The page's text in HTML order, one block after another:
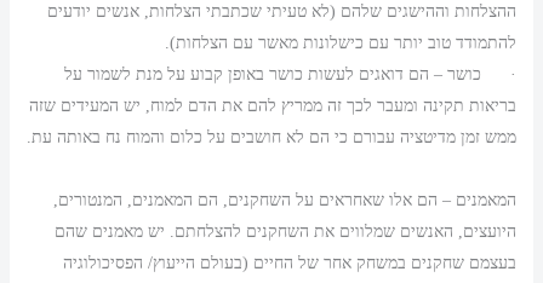
ההצלחות וההישגים שלהם (לא טעיתי שכתבתי הצלחות, אנשים יודעים
להתמודד טוב יותר עם כישלונות מאשר עם הצלחות).
· כושר – הם דואגים לעשות כושר באופן קבוע על מנת לשמור על
בריאות תקינה ומעבר לכך זה ממריץ להם את הדם למוח, יש המעידים שזה
ממש זמן מדיטציה עבורם כי הם לא חושבים על כלום והמוח נח באותה עת.
המאמנים – הם אלו שאחראים על השחקנים, הם המאמנים, המנטורים,
היועצים, האנשים שמלווים את השחקנים להצלחתם. יש מאמנים שהם
בעצמם שחקנים במשחק אחר של החיים (בעולם הייעוץ/ הפסיכולוגיה